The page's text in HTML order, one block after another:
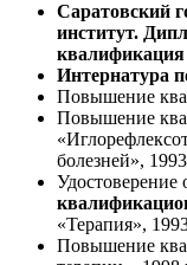
Саратовский
институт.
квалификация
Интернатура
Повышение
Повышение
болезней», 1993
Удостоверение
«Терапия»,
Повышение